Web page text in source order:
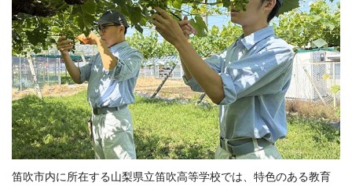
笛吹市内に所在する山梨県立笛吹高等学校では、特色のある教育